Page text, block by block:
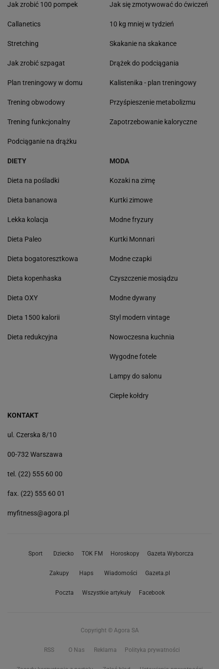
Jak zrobić 100 pompek
Callanetics
Stretching
Jak zrobić szpagat
Plan treningowy w domu
Trening obwodowy
Trening funkcjonalny
Podciąganie na drążku
Jak się zmotywować do ćwiczeń
10 kg mniej w tydzień
Skakanie na skakance
Drążek do podciągania
Kalistenika - plan treningowy
Przyśpieszenie metabolizmu
Zapotrzebowanie kaloryczne
DIETY
Dieta na pośladki
Dieta bananowa
Lekka kolacja
Dieta Paleo
Dieta bogatoresztkowa
Dieta kopenhaska
Dieta OXY
Dieta 1500 kalorii
Dieta redukcyjna
MODA
Kozaki na zimę
Kurtki zimowe
Modne fryzury
Kurtki Monnari
Modne czapki
Czyszczenie mosiądzu
Modne dywany
Styl modern vintage
Nowoczesna kuchnia
Wygodne fotele
Lampy do salonu
Ciepłe kołdry
KONTAKT
ul. Czerska 8/10
00-732 Warszawa
tel. (22) 555 60 00
fax. (22) 555 60 01
myfitness@agora.pl
Sport Dziecko TOK FM Horoskopy Gazeta Wyborcza
Zakupy Haps Wiadomości Gazeta.pl
Poczta Wszystkie artykuły Facebook
Copyright © Agora SA
RSS O Nas Reklama Polityka prywatności